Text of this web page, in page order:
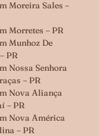
Moreira Sales –
Morretes – PR
Munhoz De
PR
Nossa Senhora
– PR
Nova Aliança
– PR
Nova América
– PR